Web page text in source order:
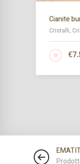
Cianite
Cristalli,
€